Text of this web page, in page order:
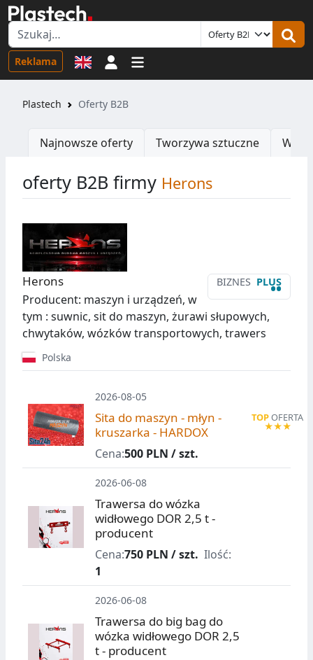
Reklama Logowanie
Plastech Oferty B2B
Najnowsze oferty Tworzywa sztuczne
oferty B2B firmy Herons
BIZNES PLUS
••
Herons
Producent: maszyn i urządzeń, w
tym : suwnic, sit do maszyn, żurawi słupowych,
chwytaków, wózków transportowych, trawers
Polska
2026-08-05
Sita do maszyn - młyn -
kruszarka - HARDOX
Cena:500 PLN / szt.
2026-06-08
Trawersa do wózka
widłowego DOR 2,5 t -
producent
Cena:750 PLN / szt. Ilość:
1
2026-06-08
Trawersa do big bag do
wózka widłowego DOR 2,5
t - producent